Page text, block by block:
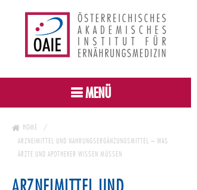
MENÜ
HOME
ARZNEIMITTEL UND NAHRUNGSERGÄNZUNGSMITTEL – WAS
ÄRZTE UND APOTHEKER WISSEN MÜSSEN